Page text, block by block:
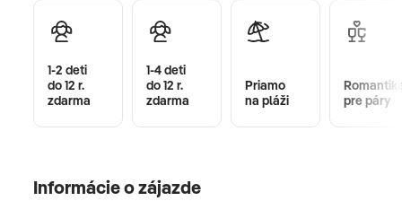
1-2 deti
do 12 r.
zdarma
1-4 deti
do 12 r.
zdarma
Priamo
na pláži
pre páry
Informácie o zájazde